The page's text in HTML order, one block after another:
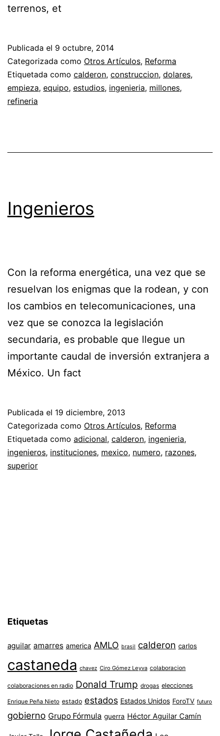
terrenos, et
Publicada el 9 octubre, 2014
Categorizada como Otros Artículos, Reforma
Etiquetada como calderon, construccion, dolares,
empieza, equipo, estudios, ingenieria, millones,
refineria
Ingenieros
Con la reforma energética, una vez que se
resuelvan los enigmas que la rodean, y con
los cambios en telecomunicaciones, una
vez que se conozca la legislación
secundaria, es probable que llegue un
importante caudal de inversión extranjera a
México. Un fact
Publicada el 19 diciembre, 2013
Categorizada como Otros Artículos, Reforma
Etiquetada como adicional, calderon, ingenieria,
ingenieros, instituciones, mexico, numero, razones,
superior
Etiquetas
aguilar amarres america AMLO brasil calderon carlos
castaneda chavez Ciro Gómez Leyva colaboracion
colaboraciones en radio Donald Trump drogas elecciones
Enrique Peña Nieto estado estados Estados Unidos ForoTV futuro
gobierno Grupo Fórmula guerra Héctor Aguilar Camín